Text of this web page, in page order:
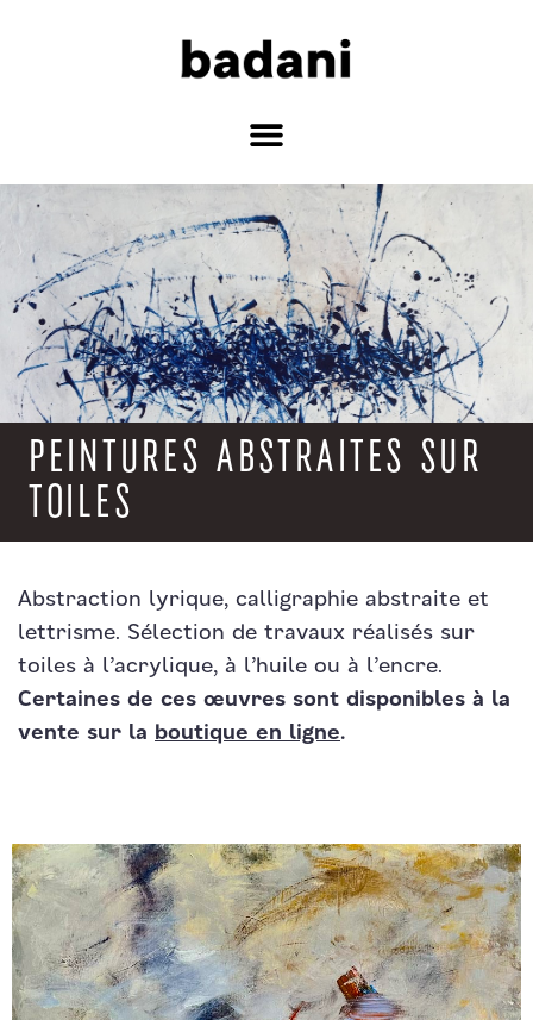
PEINTURES ABSTRAITES SUR
TOILES
Abstraction lyrique, calligraphie abstraite et
lettrisme. Sélection de travaux réalisés sur
toiles à l’acrylique, à l’huile ou à l’encre.
Certaines de ces œuvres sont disponibles à la
vente sur la boutique en ligne.